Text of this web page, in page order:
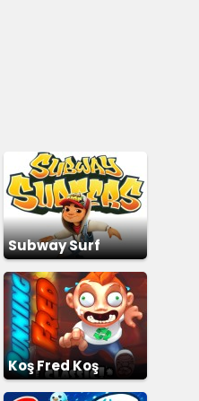
Subway Surf
Koş Fred Koş